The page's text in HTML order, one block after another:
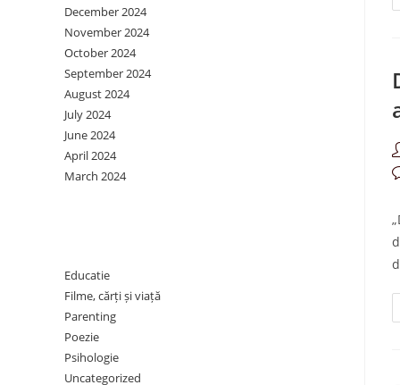
December 2024
November 2024
October 2024
September 2024
August 2024
July 2024
June 2024
April 2024
March 2024
Educatie
Filme, cărți și viață
Parenting
Poezie
Psihologie
Uncategorized